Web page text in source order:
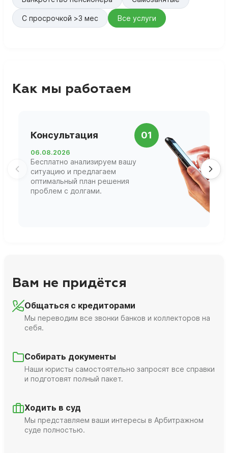
С просрочкой >3 мес Все услуги
Как мы работаем
Консультация 01
06.08.2026
Бесплатно анализируем вашу
ситуацию и предлагаем
оптимальный план решения
проблем с долгами.
Вам не придётся
Общаться с кредиторами
Мы переводим все звонки банков и коллекторов на
себя.
Собирать документы
Наши юристы самостоятельно запросят все справки
и подготовят полный пакет.
Ходить в суд
Мы представляем ваши интересы в Арбитражном
суде полностью.